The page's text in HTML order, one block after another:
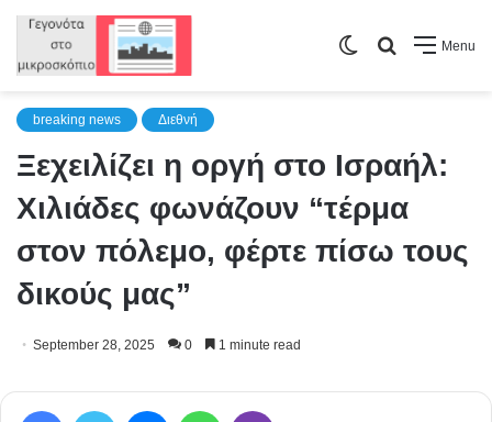
Menu
Search
Switch
breaking news Διεθνή
Ξεχειλίζει η οργή στο Ισραήλ:
Χιλιάδες φωνάζουν “τέρμα
στον πόλεμο, φέρτε πίσω τους
δικούς μας”
September 28, 2025 0 1 minute read
Facebook Twitter MessengerWhatsApp